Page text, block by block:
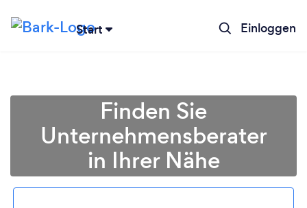
Start Einloggen
Finden Sie
Unternehmensberater
in Ihrer Nähe